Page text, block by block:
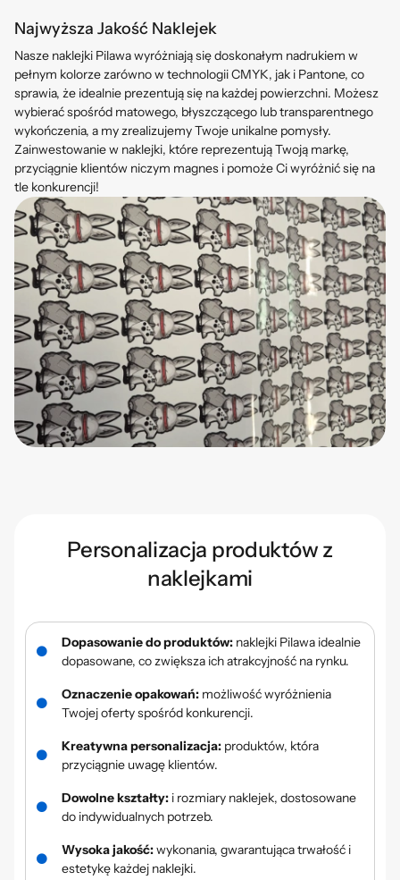
Najwyższa Jakość Naklejek
Nasze naklejki Pilawa wyróżniają się doskonałym nadrukiem w
pełnym kolorze zarówno w technologii CMYK, jak i Pantone, co
sprawia, że idealnie prezentują się na każdej powierzchni. Możesz
wybierać spośród matowego, błyszczącego lub transparentnego
wykończenia, a my zrealizujemy Twoje unikalne pomysły.
Zainwestowanie w naklejki, które reprezentują Twoją markę,
przyciągnie klientów niczym magnes i pomoże Ci wyróżnić się na
tle konkurencji!
Personalizacja produktów z
naklejkami
Dopasowanie do produktów: naklejki Pilawa idealnie
dopasowane, co zwiększa ich atrakcyjność na rynku.
Oznaczenie opakowań: możliwość wyróżnienia
Twojej oferty spośród konkurencji.
Kreatywna personalizacja: produktów, która
przyciągnie uwagę klientów.
Dowolne kształty: i rozmiary naklejek, dostosowane
do indywidualnych potrzeb.
Wysoka jakość:wykonania, gwarantująca trwałość i
estetykę każdej naklejki.